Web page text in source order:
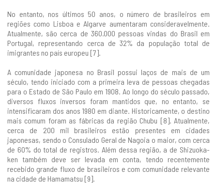
No entanto, nos últimos 50 anos, o número de brasileiros em
regiões como Lisboa e Algarve aumentaram consideravelmente.
Atualmente, são cerca de 360.000 pessoas vindas do Brasil em
Portugal, representando cerca de 32% da população total de
imigrantes no país europeu [7].
A comunidade japonesa no Brasil possui laços de mais de um
século, tendo iniciado com a primeira leva de pessoas chegadas
para o Estado de São Paulo em 1908. Ao longo do século passado,
diversos fluxos inversos foram mantidos que, no entanto, se
intensificaram dos anos 1980 em diante. Historicamente, o destino
mais comum foram as fábricas da região Chubu [8]. Atualmente,
cerca de 200 mil brasileiros estão presentes em cidades
japonesas, sendo o Consulado Geral de Nagoia o maior, com cerca
de 60% do total de registros. Além dessa região, a de Shizuoka-
ken também deve ser levada em conta, tendo recentemente
recebido grande fluxo de brasileiros e com comunidade relevante
na cidade de Hamamatsu [9].